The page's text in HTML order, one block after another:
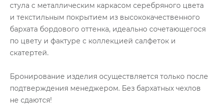
стула с металлическим каркасом серебряного цвета
и текстильным покрытием из высококачественного
бархата бордового оттенка, идеально сочетающегося
по цвету и фактуре с коллекцией салфеток и
скатертей.
Бронирование изделия осуществляется только после
подтверждения менеджером. Без бархатных чехлов
не сдаются!